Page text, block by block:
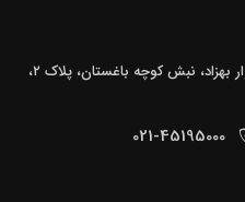
سعادت‌آباد، بالاتر از میدان کاج، بلوار بهزاد، نبش کوچه باغستان، پلاک ۲،
021-45195000